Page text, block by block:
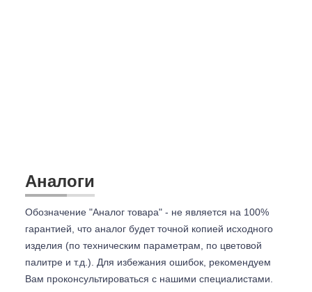
Аналоги
Обозначение "Аналог товара" - не является на 100%
гарантией, что аналог будет точной копией исходного
изделия (по техническим параметрам, по цветовой
палитре и т.д.). Для избежания ошибок, рекомендуем
Вам проконсультироваться с нашими специалистами.